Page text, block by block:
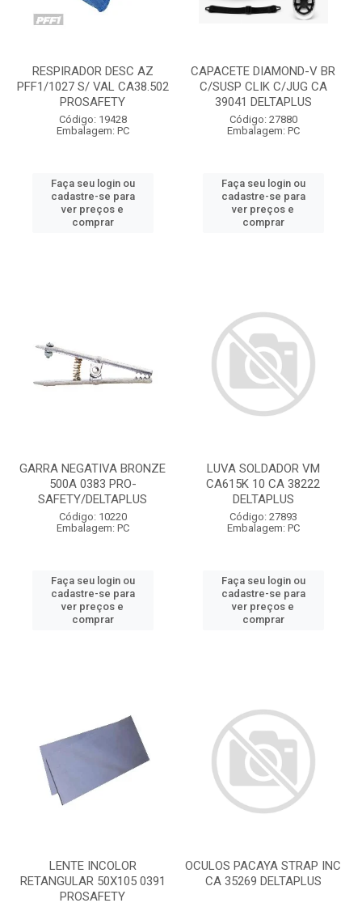
RESPIRADOR DESC AZ
PFF1/1027 S/ VAL CA38.502
PROSAFETY
Código: 19428
Embalagem: PC
Faça seu login ou
cadastre-se para
ver preços e
comprar
CAPACETE DIAMOND-V BR
C/SUSP CLIK C/JUG CA
39041 DELTAPLUS
Código: 27880
Embalagem: PC
Faça seu login ou
cadastre-se para
ver preços e
comprar
GARRA NEGATIVA BRONZE
500A 0383 PRO-
SAFETY/DELTAPLUS
Código: 10220
Embalagem: PC
Faça seu login ou
cadastre-se para
ver preços e
comprar
LUVA SOLDADOR VM
CA615K 10 CA 38222
DELTAPLUS
Código: 27893
Embalagem: PC
Faça seu login ou
cadastre-se para
ver preços e
comprar
LENTE INCOLOR
RETANGULAR 50X105 0391
PROSAFETY
OCULOS PACAYA STRAP INC
CA 35269 DELTAPLUS